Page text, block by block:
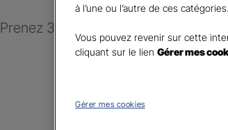
Prenez 3 minutes pour remplir ce
recontacte rapidement
GAN
à l’une ou l’autre de ces catégories.
Vous pouvez revenir sur cette
cliquant sur le lien Gérer mes
Gérer mes cookies